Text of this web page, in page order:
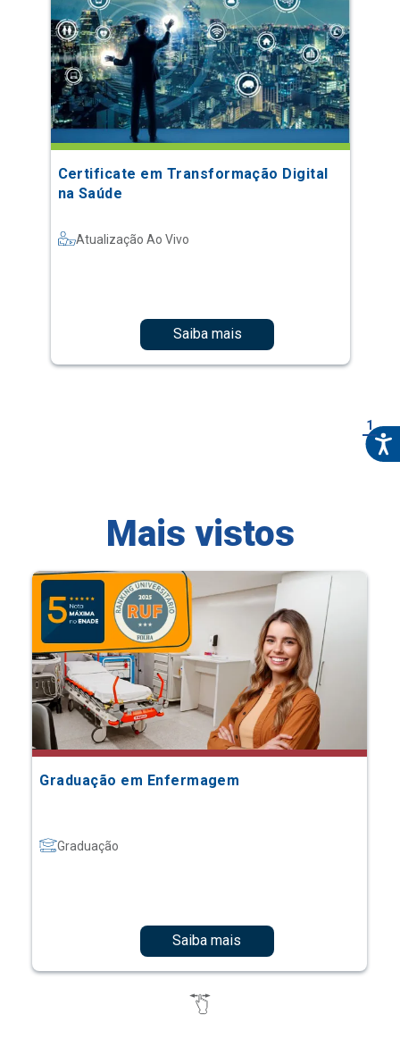
Certificate em Transformação Digital
na Saúde
Atualização Ao Vivo
Saiba mais
1
Mais vistos
Graduação em Enfermagem
Graduação
Saiba mais